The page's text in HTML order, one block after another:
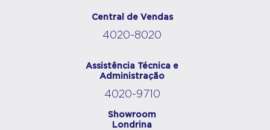
Central de Vendas
4020-8020
Assistência Técnica e
Administração
4020-9710
Showroom
Londrina